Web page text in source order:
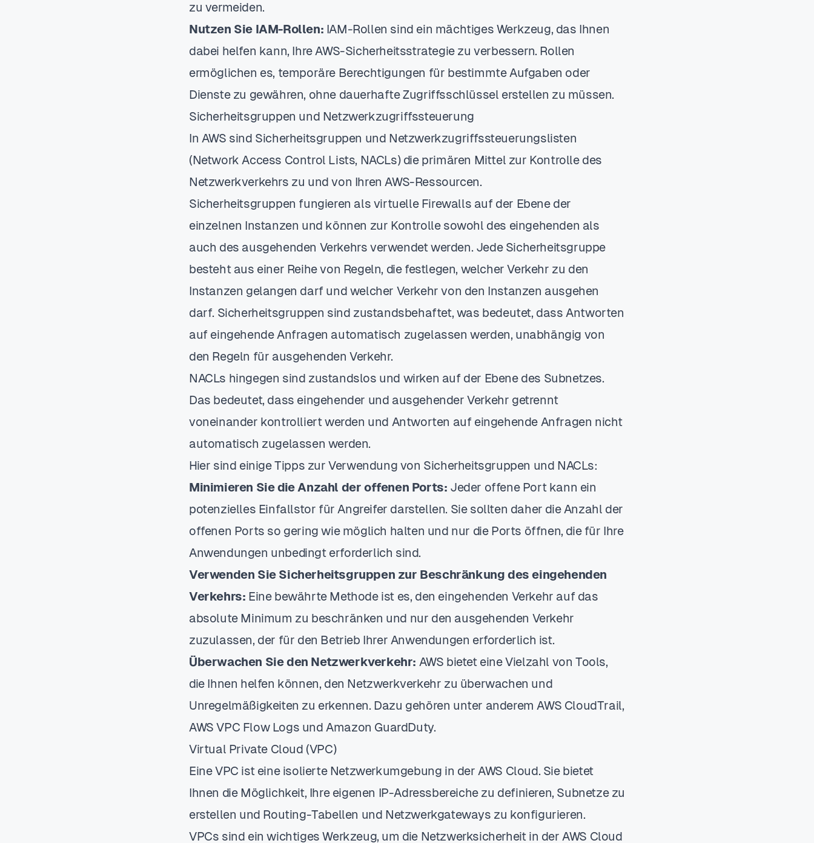
zu vermeiden.
Nutzen Sie IAM-Rollen: IAM-Rollen sind ein mächtiges Werkzeug, das Ihnen
dabei helfen kann, Ihre AWS-Sicherheitsstrategie zu verbessern. Rollen
ermöglichen es, temporäre Berechtigungen für bestimmte Aufgaben oder
Dienste zu gewähren, ohne dauerhafte Zugriffsschlüssel erstellen zu müssen.
Sicherheitsgruppen und Netzwerkzugriffssteuerung
In AWS sind Sicherheitsgruppen und Netzwerkzugriffssteuerungslisten
(Network Access Control Lists, NACLs) die primären Mittel zur Kontrolle des
Netzwerkverkehrs zu und von Ihren AWS-Ressourcen.
Sicherheitsgruppen fungieren als virtuelle Firewalls auf der Ebene der
einzelnen Instanzen und können zur Kontrolle sowohl des eingehenden als
auch des ausgehenden Verkehrs verwendet werden. Jede Sicherheitsgruppe
besteht aus einer Reihe von Regeln, die festlegen, welcher Verkehr zu den
Instanzen gelangen darf und welcher Verkehr von den Instanzen ausgehen
darf. Sicherheitsgruppen sind zustandsbehaftet, was bedeutet, dass Antworten
auf eingehende Anfragen automatisch zugelassen werden, unabhängig von
den Regeln für ausgehenden Verkehr.
NACLs hingegen sind zustandslos und wirken auf der Ebene des Subnetzes.
Das bedeutet, dass eingehender und ausgehender Verkehr getrennt
voneinander kontrolliert werden und Antworten auf eingehende Anfragen nicht
automatisch zugelassen werden.
Hier sind einige Tipps zur Verwendung von Sicherheitsgruppen und NACLs:
Minimieren Sie die Anzahl der offenen Ports: Jeder offene Port kann ein
potenzielles Einfallstor für Angreifer darstellen. Sie sollten daher die Anzahl der
offenen Ports so gering wie möglich halten und nur die Ports öffnen, die für Ihre
Anwendungen unbedingt erforderlich sind.
Verwenden Sie Sicherheitsgruppen zur Beschränkung des eingehenden
Verkehrs: Eine bewährte Methode ist es, den eingehenden Verkehr auf das
absolute Minimum zu beschränken und nur den ausgehenden Verkehr
zuzulassen, der für den Betrieb Ihrer Anwendungen erforderlich ist.
Überwachen Sie den Netzwerkverkehr: AWS bietet eine Vielzahl von Tools,
die Ihnen helfen können, den Netzwerkverkehr zu überwachen und
Unregelmäßigkeiten zu erkennen. Dazu gehören unter anderem AWS CloudTrail,
AWS VPC Flow Logs und Amazon GuardDuty.
Virtual Private Cloud (VPC)
Eine VPC ist eine isolierte Netzwerkumgebung in der AWS Cloud. Sie bietet
Ihnen die Möglichkeit, Ihre eigenen IP-Adressbereiche zu definieren, Subnetze zu
erstellen und Routing-Tabellen und Netzwerkgateways zu konfigurieren.
VPCs sind ein wichtiges Werkzeug, um die Netzwerksicherheit in der AWS Cloud